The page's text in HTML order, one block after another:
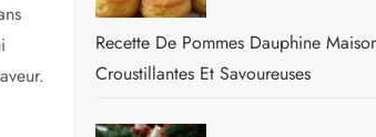
Recette De Pommes Dauphine
Croustillantes Et Savoureuses